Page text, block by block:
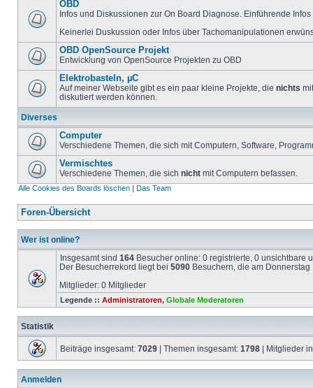
OBD
Infos und Diskussionen zur On Board Diagnose. Einführende
Keinerlei Duskussion oder Infos über Tachomanipulationen
OBD OpenSource Projekt
Entwicklung von OpenSource Projekten zu OBD
Elektrobasteln, µC
Auf meiner Webseite gibt es ein paar kleine Projekte, die nichts
diskutiert werden können.
Diverses
Computer
Verschiedene Themen, die sich mit Computern, Software,
Vermischtes
Verschiedene Themen, die sich nicht mit Computern befassen.
Alle Cookies des Boards löschen | Das Team
Foren-Übersicht
Wer ist online?
Insgesamt sind 164 Besucher online: 0 registrierte, 0 unsichtbare
Der Besucherrekord liegt bei 5090 Besuchern, die am
Mitglieder: 0 Mitglieder
Legende :: Administratoren, Globale Moderatoren
Statistik
Beiträge insgesamt: 7029 | Themen insgesamt: 1798 | Mitglieder
Anmelden